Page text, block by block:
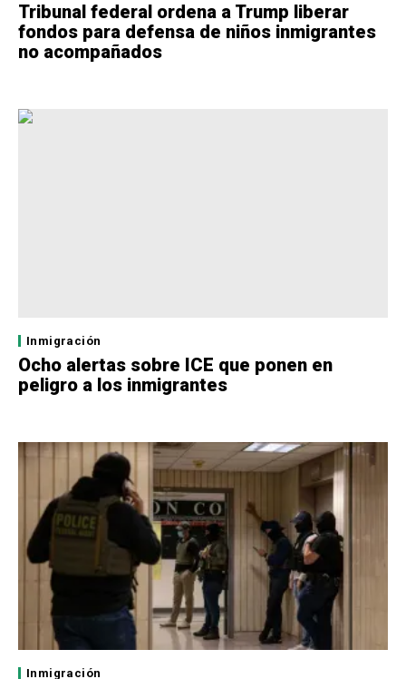
Tribunal federal ordena a Trump liberar
fondos para defensa de niños inmigrantes
no acompañados
Inmigración
Ocho alertas sobre ICE que ponen en
peligro a los inmigrantes
Inmigración